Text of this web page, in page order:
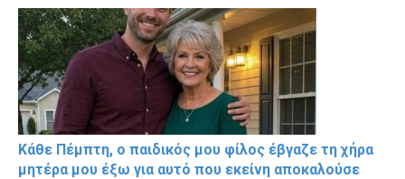
Κάθε Πέμπτη, ο παιδικός μου φίλος έβγαζε τη χήρα
μητέρα μου έξω για αυτό που εκείνη αποκαλούσε